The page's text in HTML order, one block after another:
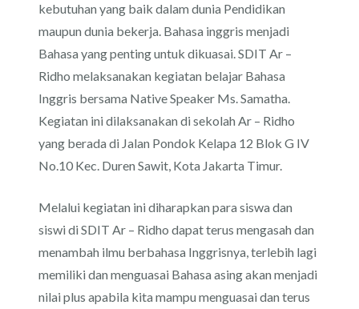
kebutuhan yang baik dalam dunia Pendidikan
maupun dunia bekerja. Bahasa inggris menjadi
Bahasa yang penting untuk dikuasai. SDIT Ar –
Ridho melaksanakan kegiatan belajar Bahasa
Inggris bersama Native Speaker Ms. Samatha.
Kegiatan ini dilaksanakan di sekolah Ar – Ridho
yang berada di Jalan Pondok Kelapa 12 Blok G IV
No.10 Kec. Duren Sawit, Kota Jakarta Timur.
Melalui kegiatan ini diharapkan para siswa dan
siswi di SDIT Ar – Ridho dapat terus mengasah dan
menambah ilmu berbahasa Inggrisnya, terlebih lagi
memiliki dan menguasai Bahasa asing akan menjadi
nilai plus apabila kita mampu menguasai dan terus